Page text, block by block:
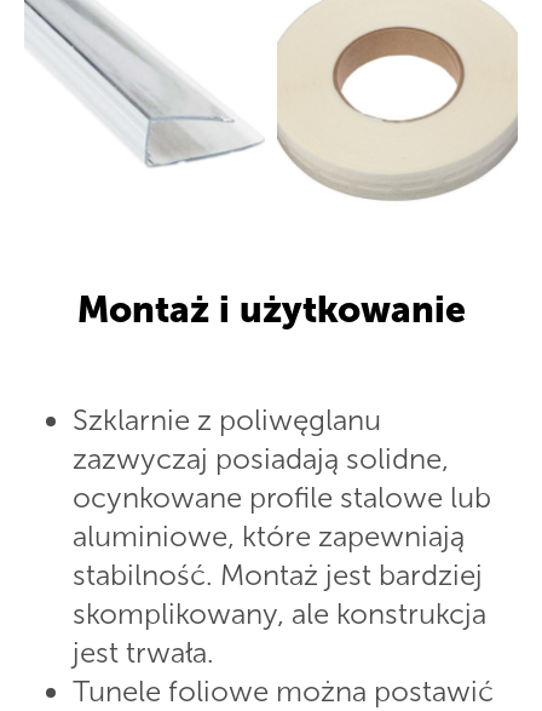
Montaż i użytkowanie
Szklarnie z poliwęglanu
zazwyczaj posiadają solidne,
ocynkowane profile stalowe lub
aluminiowe, które zapewniają
stabilność. Montaż jest bardziej
skomplikowany, ale konstrukcja
jest trwała.
Tunele foliowe można postawić